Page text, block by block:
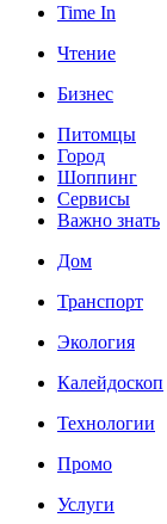
Time In
Чтение
Бизнес
Питомцы
Город
Шоппинг
Сервисы
Важно знать
Дом
Транспорт
Экология
Калейдоскоп
Технологии
Промо
Услуги